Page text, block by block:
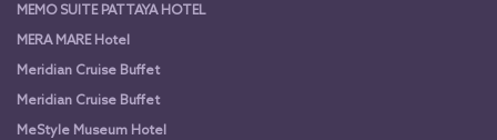
MEMO SUITE PATTAYA HOTEL
MERA MARE Hotel
Meridian Cruise Buffet
Meridian Cruise Buffet
MeStyle Museum Hotel